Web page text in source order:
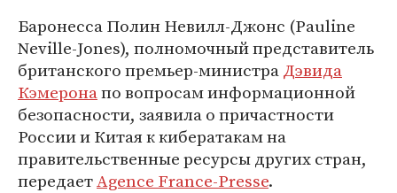
Баронесса Полин Невилл-Джонс (Pauline
Neville-Jones), полномочный представитель
британского премьер-министраДэвида
Кэмеронапо вопросам информационной
безопасности, заявила о причастности
России и Китая к кибератакам на
правительственные ресурсы других стран,
передаетAgence France-Presse.